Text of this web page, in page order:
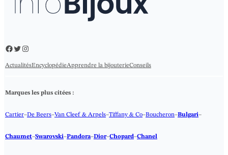
Facebook
Twitter
Instagram
ActualitésEncyclopédieApprendre la bijouterieConseils
Marques les plus citées :
Cartier–De Beers–Van Cleef & Arpels–Tiffany & Co–Boucheron–Bulgari–
Chaumet–Swarovski–Pandora–Dior–Chopard–Chanel